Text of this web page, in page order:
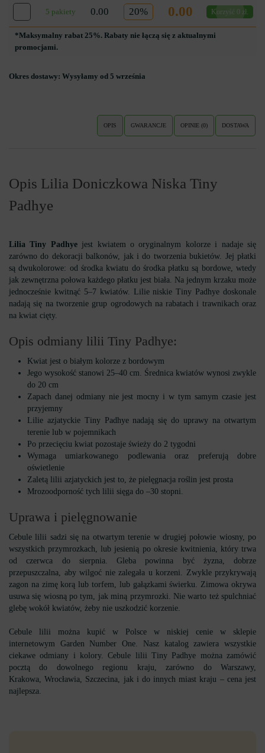
5 pakiety 0.00 20% 0.00 Korzyść 0 zł.
*Maksymalny rabat 25%. Rabaty nie łączą się z aktualnymi
promocjami.
Okres dostawy: Wysyłamy od 5 września
OPIS GWARANCJE OPINIE (0) DOSTAWA
Opis Lilia Doniczkowa Niska Tiny
Padhye
Lilia Tiny Padhye jest kwiatem o oryginalnym kolorze i nadaje się
zarówno do dekoracji balkonów, jak i do tworzenia bukietów. Jej płatki
są dwukolorowe: od środka kwiatu do środka płatku są bordowe, wtedy
jak zewnętrzna połowa każdego płatku jest biała. Na jednym krzaku może
jednocześnie kwitnąć 5–7 kwiatów. Lilie niskie Tiny Padhye doskonale
nadają się na tworzenie grup ogrodowych na rabatach i trawnikach oraz
na kwiat cięty.
Opis odmiany lilii Tiny Padhye:
Kwiat jest o białym kolorze z bordowym
Jego wysokość stanowi 25–40 cm. Średnica kwiatów wynosi zwykle
do 20 cm
Zapach danej odmiany nie jest mocny i w tym samym czasie jest
przyjemny
Lilie azjatyckie Tiny Padhye nadają się do uprawy na otwartym
terenie lub w pojemnikach
Po przecięciu kwiat pozostaje świeży do 2 tygodni
Wymaga umiarkowanego podlewania oraz preferują dobre
oświetlenie
Zaletą lilii azjatyckich jest to, że pielęgnacja roślin jest prosta
Mrozoodporność tych lilii sięga do –30 stopni.
Uprawa i pielęgnowanie
Cebule lilii sadzi się na otwartym terenie w drugiej połowie wiosny, po
wszystkich przymrozkach, lub jesienią po okresie kwitnienia, który trwa
od czerwca do sierpnia. Gleba powinna być żyzna, dobrze
przepuszczalna, aby wilgoć nie zalegała u korzeni. Zwykle przykrywają
zagon na zimę korą lub torfem, lub gałązkami świerku. Zimowa okrywa
usuwa się wiosną po tym, jak miną przymrozki. Nie warto też spulchniać
glebę wokół kwiatów, żeby nie uszkodzić korzenie.
Cebule lilii można kupić w Polsce w niskiej cenie w sklepie
internetowym Garden Number One. Nasz katalog zawiera wszystkie
ciekawe odmiany i kolory. Cebule lilii Tiny Padhye można zamówić
pocztą do dowolnego regionu kraju, zarówno do Warszawy,
Krakowa, Wrocławia, Szczecina, jak i do innych miast kraju – cena jest
najlepsza.